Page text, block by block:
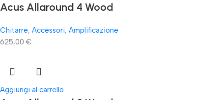
Acus Allaround 4 Wood
Chitarre, Accessori, Amplificazione
625,00 €
Aggiungi al carrello